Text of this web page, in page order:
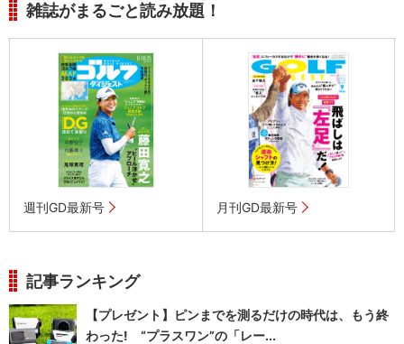
雑誌がまるごと読み放題！
週刊GD最新号 月刊GD最新号
記事ランキング
【プレゼント】ピンまでを測るだけの時代は、もう終
わった! “プラスワン”の「レー...